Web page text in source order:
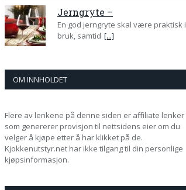
Jerngryte –
En god jerngryte skal være praktisk i
bruk, samtid [...]
OM INNHOLDET
Flere av lenkene på denne siden er affiliate lenker
som genererer provisjon til nettsidens eier om du
velger å kjøpe etter å har klikket på de.
Kjokkenutstyr.net har ikke tilgang til din personlige
kjøpsinformasjon.